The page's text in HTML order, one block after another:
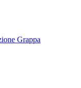
Grappa